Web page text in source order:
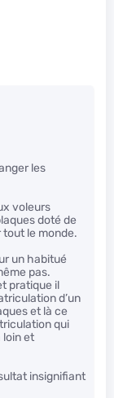
les
voleurs
doté de
tout le monde.
un habitué
pas.
pratique il
d’un
et là ce
qui
loin et
insignifiant